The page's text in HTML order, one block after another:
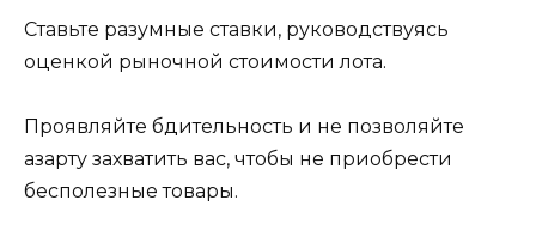
Ставьте разумные ставки, руководствуясь
оценкой рыночной стоимости лота.
Проявляйте бдительность и не позволяйте
азарту захватить вас, чтобы не приобрести
бесполезные товары.